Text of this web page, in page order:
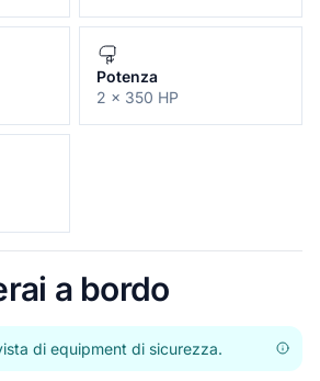
Potenza
2 x 350 HP
a bordo
di equipment di sicurezza.